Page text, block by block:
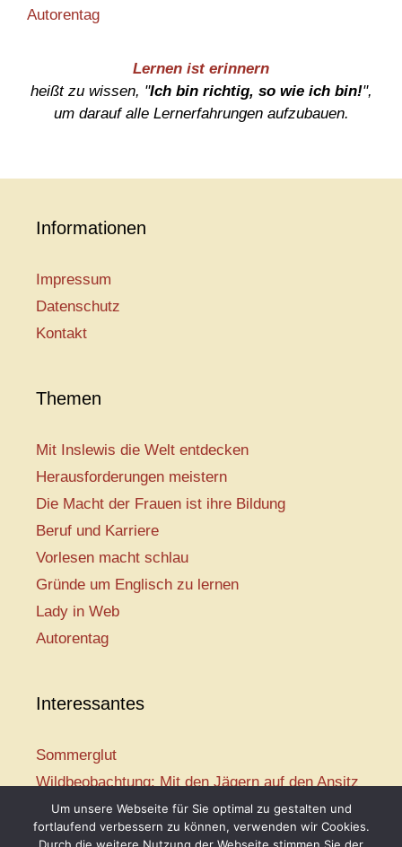
Autorentag
Lernen ist erinnern
heißt zu wissen, "Ich bin richtig, so wie ich bin!",
um darauf alle Lernerfahrungen aufzubauen.
Informationen
Impressum
Datenschutz
Kontakt
Themen
Mit Inslewis die Welt entdecken
Herausforderungen meistern
Die Macht der Frauen ist ihre Bildung
Beruf und Karriere
Vorlesen macht schlau
Gründe um Englisch zu lernen
Lady in Web
Autorentag
Interessantes
Sommerglut
Wildbeobachtung: Mit den Jägern auf den Ansitz
Mir ist so heiß
Mission: Rettungsschwimmer
Um unsere Webseite für Sie optimal zu gestalten und
fortlaufend verbessern zu können, verwenden wir Cookies.